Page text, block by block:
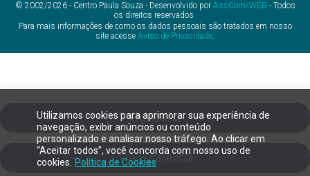
Utilizamos cookies para aprimorar sua experiência de
navegação, exibir anúncios ou conteúdo
personalizado e analisar nosso tráfego. Ao clicar em
“Aceitar todos”, você concorda com nosso uso de
cookies.
Política de Cookies
© 2002/2026 - Centro Paula Souza - Desenvolvido por AssCom/WEB - Todos
os direitos reservados.
Para mais informações de como os dados pessoais são tratados em nosso
site acesse Aviso de Privacidade.
Ouvidoria
Transparência